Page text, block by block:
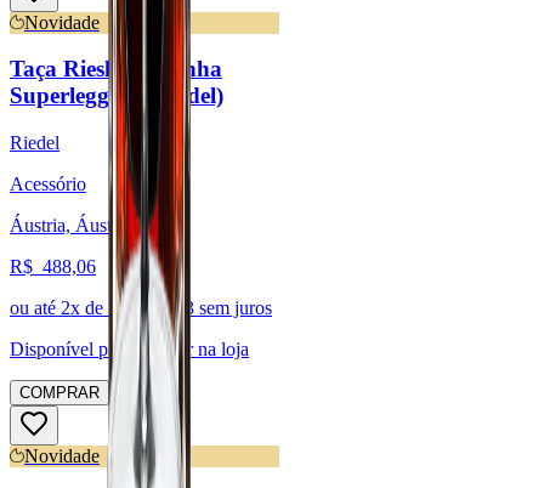
Novidade
Taça Riesling - Linha
Superleggero (Riedel)
Riedel
Acessório
Áustria, Áustria
R$ 488,06
ou até 2x de R$ 244,03 sem juros
Disponível para:
Retirar na loja
COMPRAR
Novidade